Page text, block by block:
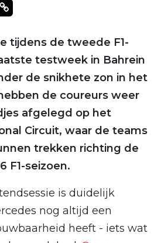
Whatsapp
via Mail
Delen via link
tijdens de tweede F1-
testweek in Bahrein
de snikhete zon in het
de coureurs weer
afgelegd op het
Circuit, waar de teams
trekken richting de
F1-seizoen.
is duidelijk
nog altijd een
heeft - iets wat